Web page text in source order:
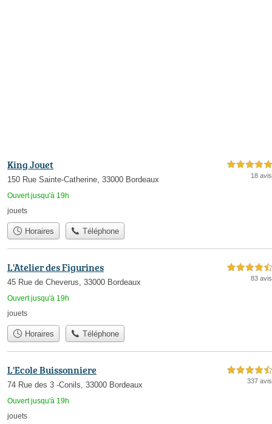
King Jouet
150 Rue Sainte-Catherine, 33000 Bordeaux
Ouvert jusqu'à 19h
5,0 étoiles sur 5
18 avis
jouets
Horaires Téléphone
L'Atelier des Figurines
45 Rue de Cheverus, 33000 Bordeaux
Ouvert jusqu'à 19h
4,5 étoiles sur 5
83 avis
jouets
Horaires Téléphone
L'Ecole Buissonniere
74 Rue des 3 -Conils, 33000 Bordeaux
Ouvert jusqu'à 19h
4,5 étoiles sur 5
337 avis
jouets